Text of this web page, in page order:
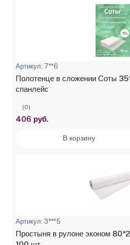
Артикул: 7**6
Полотенце в сложении Соты
спанлейс
(0)
406 руб.
В корзину
Артикул: 3***5
Простыня в рулоне эконом